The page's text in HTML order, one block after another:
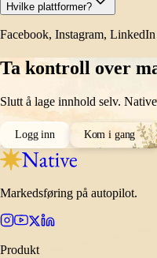
Hvilke plattformer?
Facebook, Instagram,
Ta kontroll over
Slutt å lage innhold selv.
Logg inn Kom i gang
Markedsføring på autopilot.
Produkt